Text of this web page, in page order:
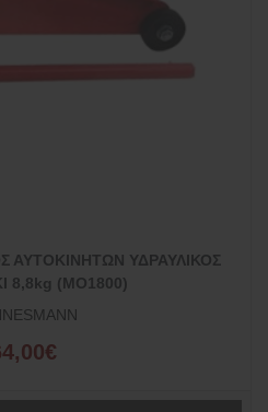
ΑΥΤΟΚΙΝΗΤΩΝ ΥΔΡΑΥΛΙΚΟΣ
8,8kg (ΜΟ1800)